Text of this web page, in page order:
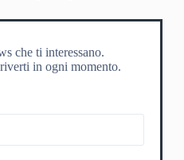
che ti interessano.
in ogni momento.